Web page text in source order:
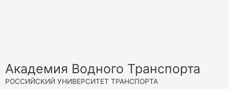
Академия Водного Транспорта
РОССИЙСКИЙ УНИВЕРСИТЕТ ТРАНСПОРТА